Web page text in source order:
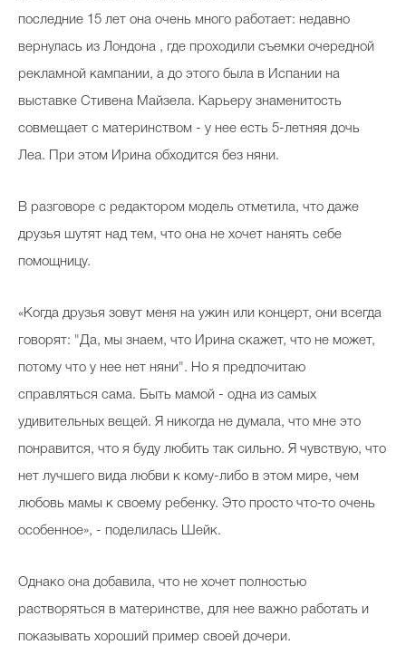
последние 15 лет она очень много работает: недавно
вернулась из Лондона , где проходили съемки очередной
рекламной кампании, а до этого была в Испании на
выставке Стивена Майзела. Карьеру знаменитость
совмещает с материнством - у нее есть 5-летняя дочь
Леа. При этом Ирина обходится без няни.
В разговоре с редактором модель отметила, что даже
друзья шутят над тем, что она не хочет нанять себе
помощницу.
«Когда друзья зовут меня на ужин или концерт, они всегда
говорят: "Да, мы знаем, что Ирина скажет, что не может,
потому что у нее нет няни". Но я предпочитаю
справляться сама. Быть мамой - одна из самых
удивительных вещей. Я никогда не думала, что мне это
понравится, что я буду любить так сильно. Я чувствую, что
нет лучшего вида любви к кому-либо в этом мире, чем
любовь мамы к своему ребенку. Это просто что-то очень
особенное», - поделилась Шейк.
Однако она добавила, что не хочет полностью
растворяться в материнстве, для нее важно работать и
показывать хороший пример своей дочери.